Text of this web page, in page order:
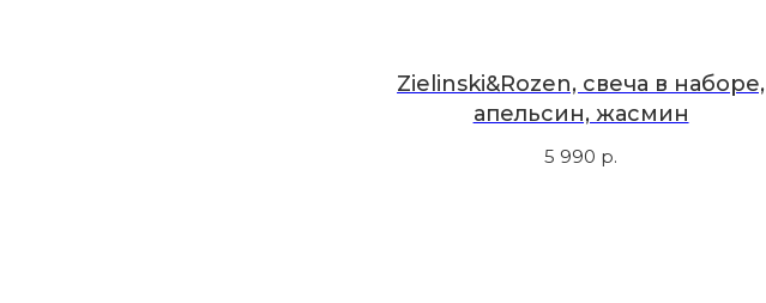
Zielinski&Rozen, свеча в наборе,
апельсин, жасмин
5 990 р.